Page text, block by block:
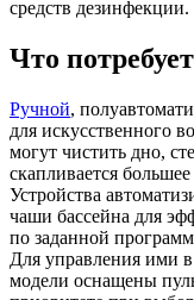
средств дезинфекции.
Что
Ручной,
для искусственного
могут чистить дно,
скапливается
Устройства
чаши бассейна для
по заданной
Для управления ими
модели оснащены